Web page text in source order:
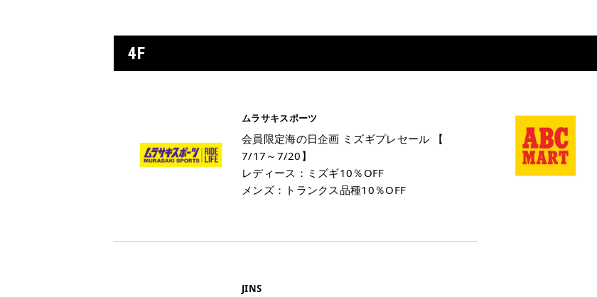
4F
ムラサキスポーツ
会員限定海の日企画 ミズギプレセール 【
7/17～7/20】
レディース：ミズギ10％OFF
メンズ：トランクス品種10％OFF
JINS